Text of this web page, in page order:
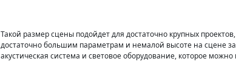
Такой размер сцены подойдет для достаточно крупных
достаточно большим параметрам и немалой высоте на сцене
акустическая система и световое оборудование, которое